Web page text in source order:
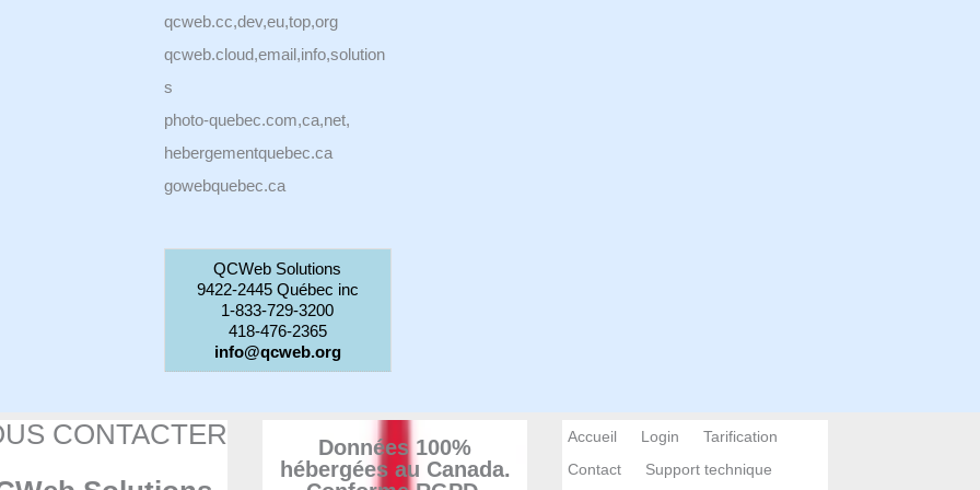
qcweb.cc,dev,eu,top,org
qcweb.cloud,email,info,solution
s
photo-quebec.com,ca,net,
hebergementquebec.ca
gowebquebec.ca
QCWeb Solutions
9422-2445 Québec inc
1-833-729-3200
418-476-2365
info@qcweb.org
CONTACTER
Données 100%
hébergées au Canada.
Accueil Login
Tarification
Contact
Support technique